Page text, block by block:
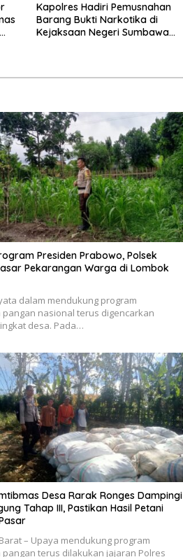
Kapolres Hadiri Pemusnahan
Barang Bukti Narkotika di
Kejaksaan Negeri Sumbawa
Presiden Prabowo, Polsek
Pekarangan Warga di Lombok
dalam mendukung program
nasional terus digencarkan
desa. Pada…
Desa Rarak Ronges Dampingi
Tahap III, Pastikan Hasil Petani
– Upaya mendukung program
terus dilakukan jajaran Polres